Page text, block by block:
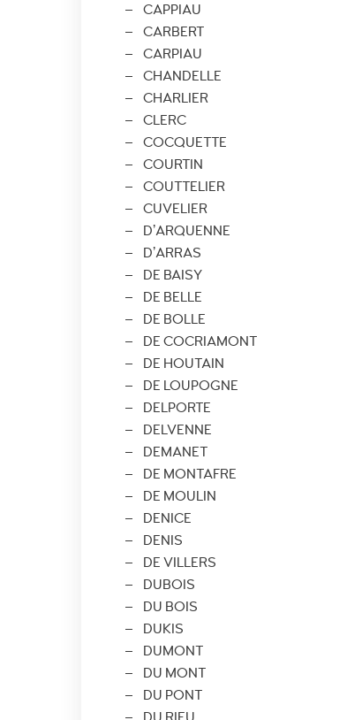
CAPPIAU
CARBERT
CARPIAU
CHANDELLE
CHARLIER
CLERC
COCQUETTE
COURTIN
COUTTELIER
CUVELIER
D’ARQUENNE
D’ARRAS
DE BAISY
DE BELLE
DE BOLLE
DE COCRIAMONT
DE HOUTAIN
DE LOUPOGNE
DELPORTE
DELVENNE
DEMANET
DE MONTAFRE
DE MOULIN
DENICE
DENIS
DE VILLERS
DUBOIS
DU BOIS
DUKIS
DUMONT
DU MONT
DU PONT